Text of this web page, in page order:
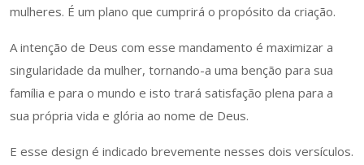
mulheres. É um plano que cumprirá o propósito da criação.
A intenção de Deus com esse mandamento é maximizar a
singularidade da mulher, tornando-a uma benção para sua
família e para o mundo e isto trará satisfação plena para a
sua própria vida e glória ao nome de Deus.
E esse design é indicado brevemente nesses dois versículos.